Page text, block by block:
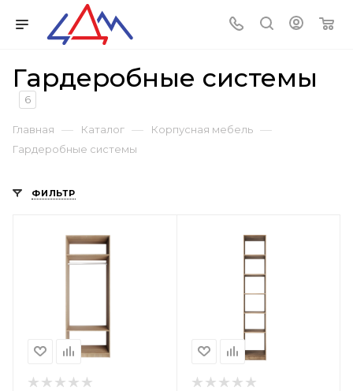
Гардеробные системы
6
Главная — Каталог — Корпусная мебель —
Гардеробные системы
ФИЛЬТР